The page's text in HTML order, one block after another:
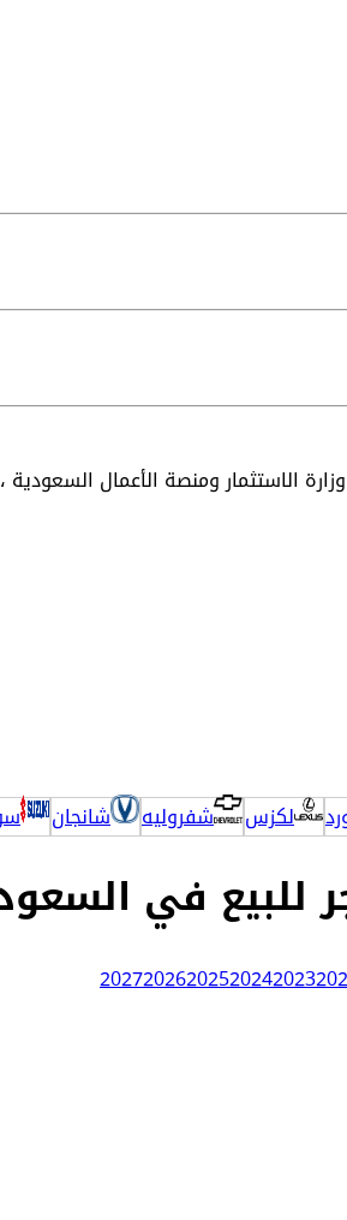
الاستثمار ومنصة الأعمال السعودية ،
لكزس شفروليه شانجان
للبيع في
والمستعملة في السعودية في مكان واحد — كل سيارة موثقة بفيديو حقيقي يكشف
20272026202520242023